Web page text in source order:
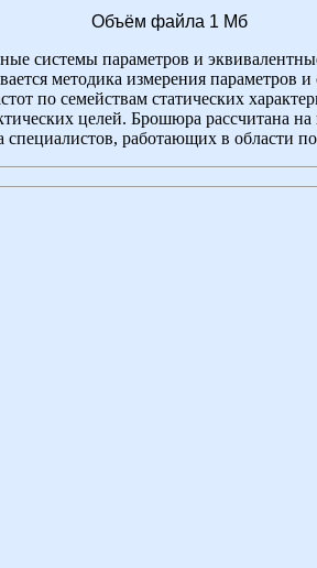
Объём файла 1 Мб
системы параметров и
методика измерения параметров
по семействам статических
целей. Брошюра рассчитана
специалистов, работающих в области